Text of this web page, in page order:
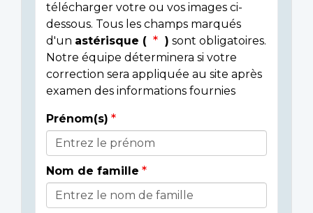
télécharger votre ou vos images ci-
dessous. Tous les champs marqués
d'un astérisque ( ) sont obligatoires.
Notre équipe déterminera si votre
correction sera appliquée au site après
examen des informations fournies
Donor
Details
Prénom(s)
Nom de famille